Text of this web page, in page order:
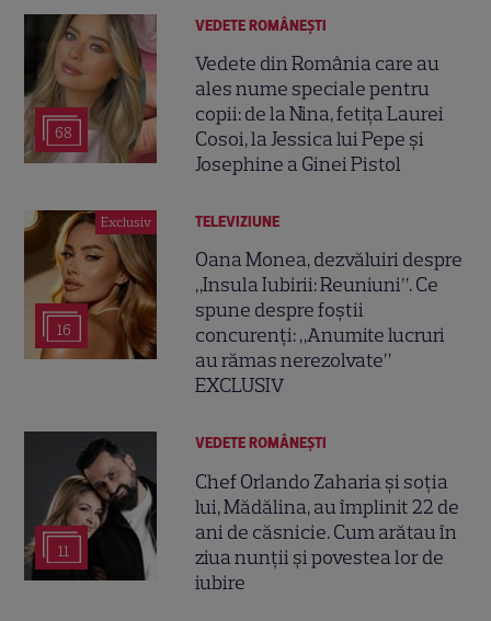
68
VEDETE ROMÂNEŞTI
Vedete din România care au
ales nume speciale pentru
copii: de la Nina, fetița Laurei
Cosoi, la Jessica lui Pepe și
Josephine a Ginei Pistol
Exclusiv
16
TELEVIZIUNE
Oana Monea, dezvăluiri despre
„Insula Iubirii: Reuniuni”. Ce
spune despre foștii
concurenți: „Anumite lucruri
au rămas nerezolvate”
EXCLUSIV
11
VEDETE ROMÂNEŞTI
Chef Orlando Zaharia și soția
lui, Mădălina, au împlinit 22 de
ani de căsnicie. Cum arătau în
ziua nunții și povestea lor de
iubire